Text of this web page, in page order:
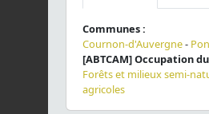
Communes :
Cournon-d'Auvergne-
[ABTCAM] Occupation
Forêts et milieux semi-
agricoles